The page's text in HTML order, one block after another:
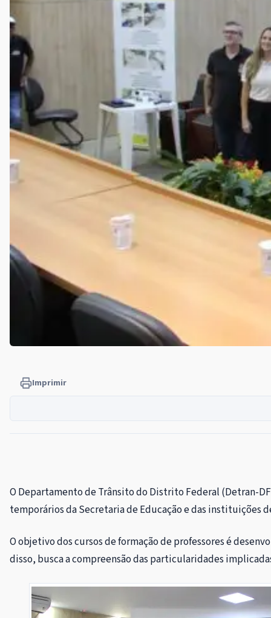
Imprimir
O Departamento de Trânsito do Distrito Federal (Detran-
temporários da Secretaria de Educação e das instituições
O objetivo dos cursos de formação de professores é
disso, busca a compreensão das particularidades